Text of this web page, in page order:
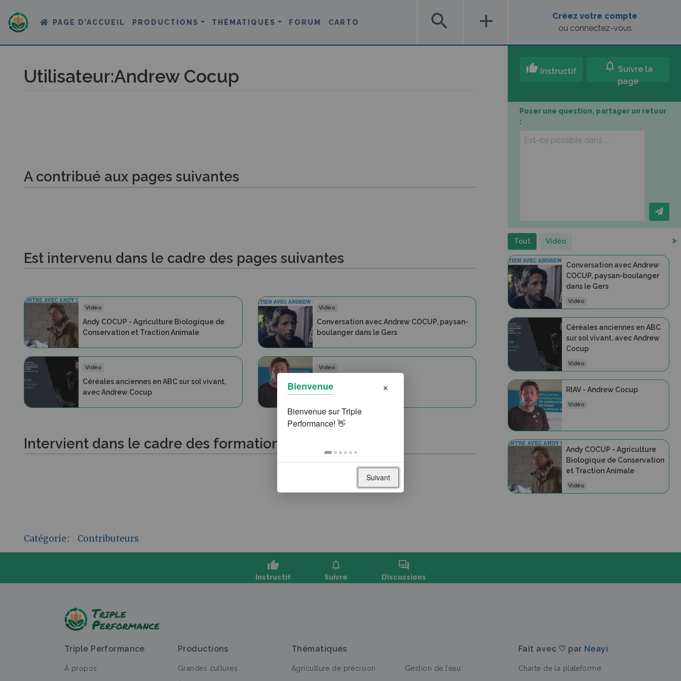
PAGE D’ACCUEIL PRODUCTIONS THÉMATIQUES FORUM CARTO search add
Créez votre compte
ou connectez-vous
Utilisateur:Andrew Cocup
A contribué aux pages suivantes
Est intervenu dans le cadre des pages suivantes
Vidéo
Andy COCUP - Agriculture Biologique de
Conservation et Traction Animale
Vidéo
Conversation avec Andrew COCUP, paysan-
boulanger dans le Gers
Vidéo
Céréales anciennes en ABC sur sol vivant,
avec Andrew Cocup
Vidéo
Intervient dans le cadre des formations suivantes
Catégorie: Contributeurs
thumb_up Instructif notifications Suivre la
page
Poser une question, partager un retour
:
Tout Vidéo >
Conversation avec Andrew
COCUP, paysan-boulanger
dans le Gers
Vidéo
Céréales anciennes en ABC
sur sol vivant, avec Andrew
Cocup
Vidéo
RIAV - Andrew Cocup
Vidéo
Andy COCUP - Agriculture
Biologique de Conservation
et Traction Animale
Vidéo
thumb_up
Instructif
notifications
Suivre
forum
Discussions
Triple Performance
À propos
Productions
Grandes cultures
Thématiques
Agriculture de précision
Gestion de l’eau
Fait avec ♡ par Neayi
Charte de la plateforme
Bienvenue ×
Suivant